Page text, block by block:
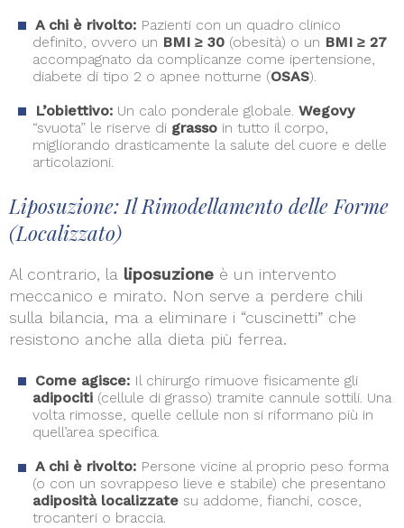
A chi è rivolto: Pazienti con un quadro clinico
definito, ovvero un BMI ≥ 30 (obesità) o un BMI ≥ 27
accompagnato da complicanze come ipertensione,
diabete di tipo 2 o apnee notturne (OSAS).
L’obiettivo: Un calo ponderale globale. Wegovy
“svuota” le riserve di grasso in tutto il corpo,
migliorando drasticamente la salute del cuore e delle
articolazioni.
Liposuzione: Il Rimodellamento delle Forme
(Localizzato)
Al contrario, la liposuzione è un intervento
meccanico e mirato. Non serve a perdere chili
sulla bilancia, ma a eliminare i “cuscinetti” che
resistono anche alla dieta più ferrea.
Come agisce: Il chirurgo rimuove fisicamente gli
adipociti (cellule di grasso) tramite cannule sottili. Una
volta rimosse, quelle cellule non si riformano più in
quell’area specifica.
A chi è rivolto: Persone vicine al proprio peso forma
(o con un sovrappeso lieve e stabile) che presentano
adiposità localizzate su addome, fianchi, cosce,
trocanteri o braccia.